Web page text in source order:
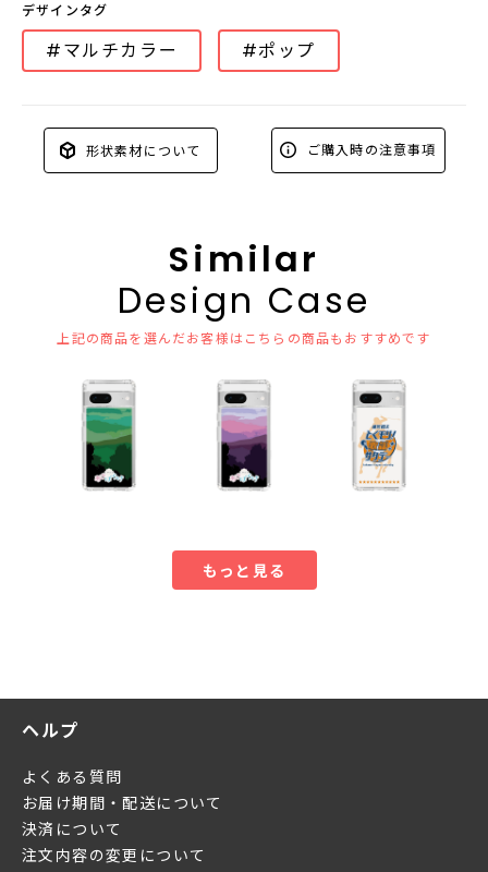
デザインタグ
#マルチカラー #ポップ
形状素材について ご購入時の注意事項
Similar
Design Case
上記の商品を選んだお客様はこちらの商品もおすすめです
もっと見る
ヘルプ
よくある質問
お届け期間・配送について
決済について
注文内容の変更について